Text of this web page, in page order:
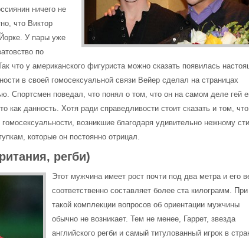
ничего не
что Виктор
У пары уже
по
что у американского фигуриста можно сказать появилась
в своей гомосексуальной связи Вейер сделал на страницах
Спортсмен поведал, что понял о том, что он на самом деле гей
как данность. Хотя ради справедливости стоит сказать и том,
возникшие благодаря удивительно нежному
которые он постоянно отрицал.
регби)
Этот мужчина имеет рост почти под два метра и его
соответственно составляет более ста килограмм. При
такой комплекции вопросов об ориентации мужчины
обычно не возникает. Тем не менее, Гаррет, звезда
английского регби и самый титулованный игрок в